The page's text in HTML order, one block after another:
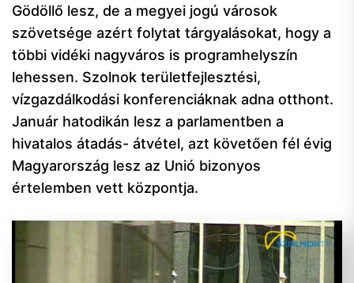
Gödöllő lesz, de a megyei jogú városok
szövetsége azért folytat tárgyalásokat, hogy a
többi vidéki nagyváros is programhelyszín
lehessen. Szolnok területfejlesztési,
vízgazdálkodási konferenciáknak adna otthont.
Január hatodikán lesz a parlamentben a
hivatalos átadás- átvétel, azt követően fél évig
Magyarország lesz az Unió bizonyos
értelemben vett központja.